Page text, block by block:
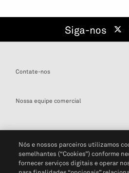
Siga-nos
Contate-nos
Nossa equipe comercial
Definições de cookies
Nós e nossos parceiros utilizamos
semelhantes (“Cookies”) conforme
fornecer serviços digitais e operar